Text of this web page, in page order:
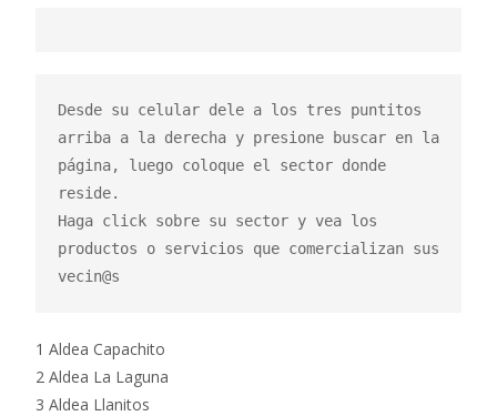
Desde su celular dele a los tres puntitos
arriba a la derecha y presione buscar en la
página, luego coloque el sector donde
reside.
Haga click sobre su sector y vea los
productos o servicios que comercializan sus
vecin@s
1 Aldea Capachito
2 Aldea La Laguna
3 Aldea Llanitos